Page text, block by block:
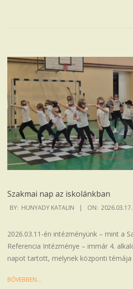
Szakmai nap az iskolánkban
2026-
BY: HUNYADY KATALIN ON: 2026.03.17.
2026.03.11-én intézményünk – mint a
Referencia Intézménye – immár 4.
napot tartott, melynek központi témája
BŐVEBBEN…